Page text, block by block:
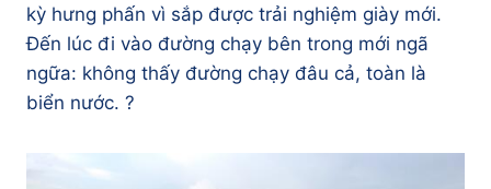
kỳ hưng phấn vì sắp được trải nghiệm giày mới.
Đến lúc đi vào đường chạy bên trong mới ngã
ngữa: không thấy đường chạy đâu cả, toàn là
biển nước. ?